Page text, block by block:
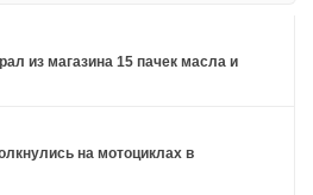
из магазина 15 пачек масла и
на мотоциклах в